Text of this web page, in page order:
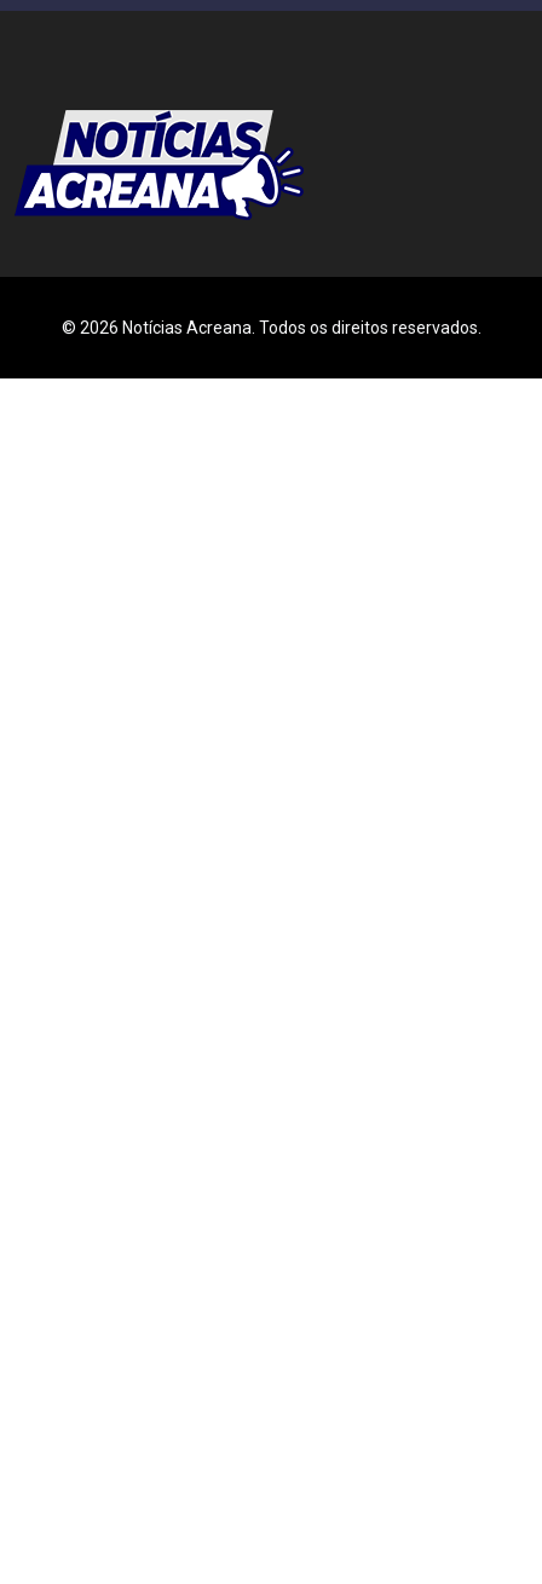
© 2026 Notícias Acreana. Todos os direitos reservados.